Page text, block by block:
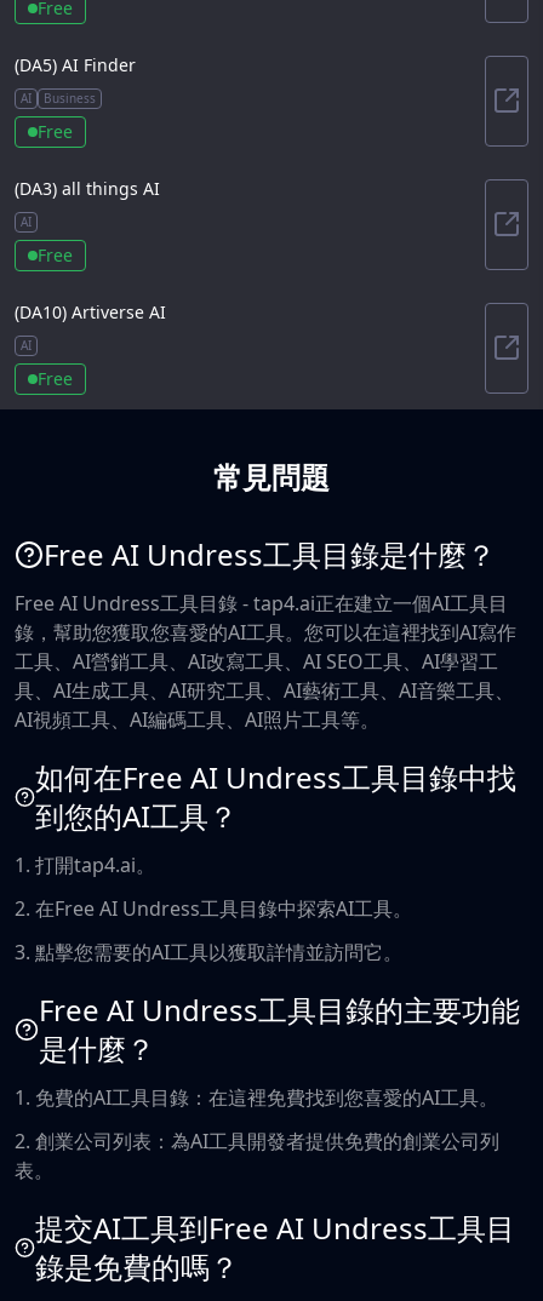
Free
(DA5) AI Finder
AI Business
Free
AI
(DA3) all things AI
AI
Free
all
(DA10) Artiverse AI
AI
Free
常見問題
Free AI Undress工具目錄是什麼？
Free AI Undress工具目錄 - tap4.ai正在建立一個AI工具目
錄，幫助您獲取您喜愛的AI工具。您可以在這裡找到AI寫作
工具、AI營銷工具、AI改寫工具、AI SEO工具、AI學習工
具、AI生成工具、AI研究工具、AI藝術工具、AI音樂工具、
AI視頻工具、AI編碼工具、AI照片工具等。
如何在Free AI Undress工具目錄中找
到您的AI工具？
1. 打開tap4.ai。
2. 在Free AI Undress工具目錄中探索AI工具。
3. 點擊您需要的AI工具以獲取詳情並訪問它。
Free AI Undress工具目錄的主要功能
是什麼？
1. 免費的AI工具目錄：在這裡免費找到您喜愛的AI工具。
2. 創業公司列表：為AI工具開發者提供免費的創業公司列
表。
提交AI工具到Free AI Undress工具目
錄是免費的嗎？